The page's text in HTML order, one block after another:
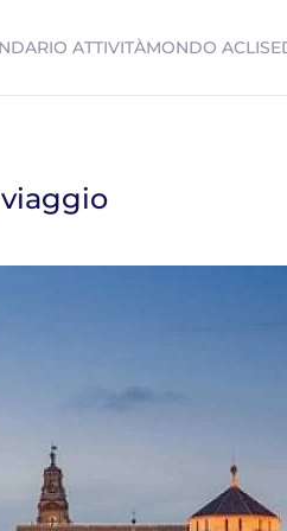
ATTIVITÀMONDO ACLI
viaggio